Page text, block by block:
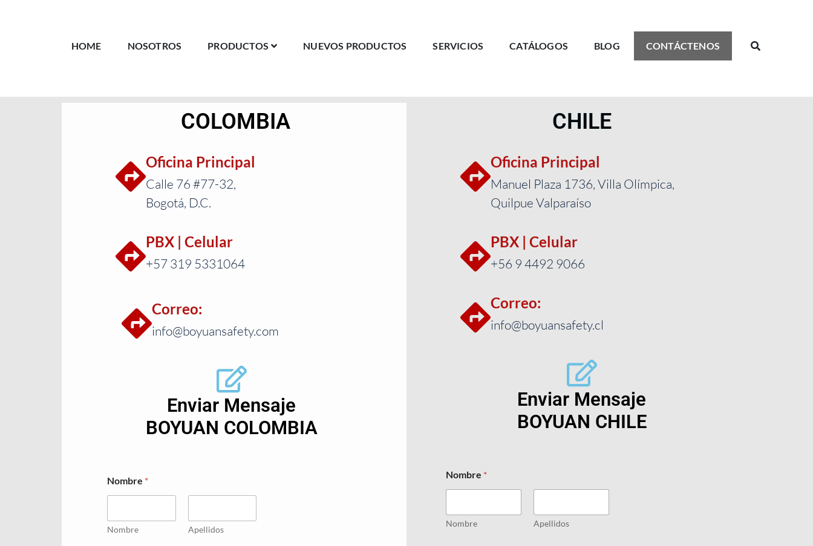
HOME NOSOTROS PRODUCTOS NUEVOS PRODUCTOS SERVICIOS CATÁLOGOS BLOG CONTÁCTENOS
COLOMBIA
Oficina Principal
Calle 76 #77-32,
Bogotá, D.C.
PBX | Celular
+57 319 5331064
Correo:
info@boyuansafety.com
Enviar Mensaje
BOYUAN COLOMBIA
Nombre *
Nombre Apellidos
CHILE
Oficina Principal
Manuel Plaza 1736, Villa Olímpica,
Quilpue Valparaíso
PBX | Celular
+56 9 4492 9066
Correo:
info@boyuansafety.cl
Enviar Mensaje
BOYUAN CHILE
Nombre *
Nombre Apellidos